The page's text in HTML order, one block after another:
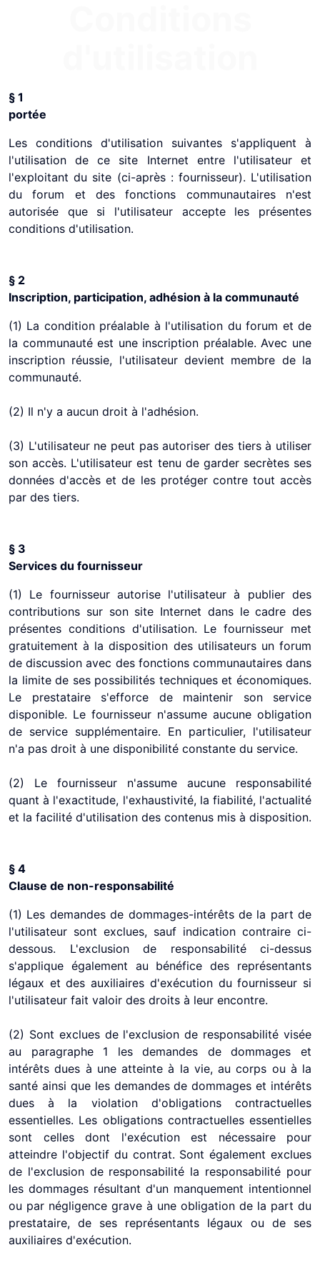
§ 1
portée
Les conditions d'utilisation suivantes s'appliquent à
l'utilisation de ce site Internet entre l'utilisateur et
l'exploitant du site (ci-après : fournisseur). L'utilisation
du forum et des fonctions communautaires n'est
autorisée que si l'utilisateur accepte les présentes
conditions d'utilisation.
§ 2
Inscription, participation, adhésion à la communauté
(1) La condition préalable à l'utilisation du forum et de
la communauté est une inscription préalable. Avec une
inscription réussie, l'utilisateur devient membre de la
communauté.
(2) Il n'y a aucun droit à l'adhésion.
(3) L'utilisateur ne peut pas autoriser des tiers à utiliser
son accès. L'utilisateur est tenu de garder secrètes ses
données d'accès et de les protéger contre tout accès
par des tiers.
§ 3
Services du fournisseur
(1) Le fournisseur autorise l'utilisateur à publier des
contributions sur son site Internet dans le cadre des
présentes conditions d'utilisation. Le fournisseur met
gratuitement à la disposition des utilisateurs un forum
de discussion avec des fonctions communautaires dans
la limite de ses possibilités techniques et économiques.
Le prestataire s'efforce de maintenir son service
disponible. Le fournisseur n'assume aucune obligation
de service supplémentaire. En particulier, l'utilisateur
n'a pas droit à une disponibilité constante du service.
(2) Le fournisseur n'assume aucune responsabilité
quant à l'exactitude, l'exhaustivité, la fiabilité, l'actualité
et la facilité d'utilisation des contenus mis à disposition.
§ 4
Clause de non-responsabilité
(1) Les demandes de dommages-intérêts de la part de
l'utilisateur sont exclues, sauf indication contraire ci-
dessous. L'exclusion de responsabilité ci-dessus
s'applique également au bénéfice des représentants
légaux et des auxiliaires d'exécution du fournisseur si
l'utilisateur fait valoir des droits à leur encontre.
(2) Sont exclues de l'exclusion de responsabilité visée
au paragraphe 1 les demandes de dommages et
intérêts dues à une atteinte à la vie, au corps ou à la
santé ainsi que les demandes de dommages et intérêts
dues à la violation d'obligations contractuelles
essentielles. Les obligations contractuelles essentielles
sont celles dont l'exécution est nécessaire pour
atteindre l'objectif du contrat. Sont également exclues
de l'exclusion de responsabilité la responsabilité pour
les dommages résultant d'un manquement intentionnel
ou par négligence grave à une obligation de la part du
prestataire, de ses représentants légaux ou de ses
auxiliaires d'exécution.